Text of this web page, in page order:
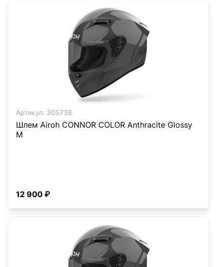
Артикул: 305738
Шлем Airoh CONNOR COLOR Anthracite Glossy
M
12 900 ₽